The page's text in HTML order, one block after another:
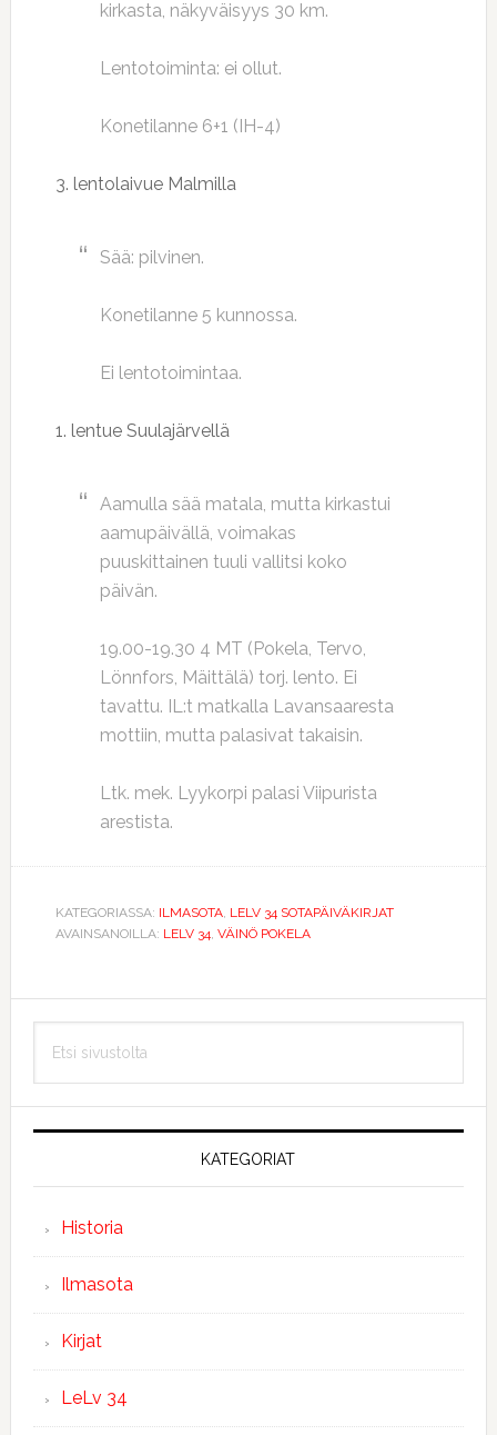
kirkasta, näkyväisyys 30 km.
Lentotoiminta: ei ollut.
Konetilanne 6+1 (IH-4)
3. lentolaivue Malmilla
Sää: pilvinen.
Konetilanne 5 kunnossa.
Ei lentotoimintaa.
1. lentue Suulajärvellä
Aamulla sää matala, mutta kirkastui
aamupäivällä, voimakas
puuskittainen tuuli vallitsi koko
päivän.
19.00-19.30 4 MT (Pokela, Tervo,
Lönnfors, Mäittälä) torj. lento. Ei
tavattu. IL:t matkalla Lavansaaresta
mottiin, mutta palasivat takaisin.
Ltk. mek. Lyykorpi palasi Viipurista
arestista.
KATEGORIASSA: ILMASOTA, LELV 34 SOTAPÄIVÄKIRJAT
AVAINSANOILLA: LELV 34, VÄINÖ POKELA
Ensisijainen
sivupalkki
sivustolta
KATEGORIAT
Historia
Ilmasota
Kirjat
LeLv 34